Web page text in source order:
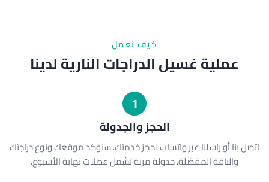
كيف نعمل
عملية غسيل الدراجات النارية لدينا
1
الحجز والجدولة
اتصل بنا أو راسلنا عبر واتساب لحجز خدمتك. سنؤكد موقعك ونوع دراجتك
والباقة المفضلة. جدولة مرنة تشمل عطلات نهاية الأسبوع.